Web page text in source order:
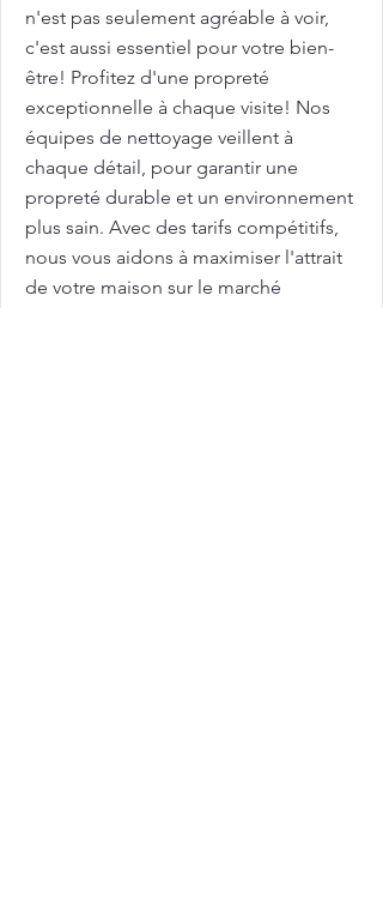
n'est pas seulement agréable à voir,
c'est aussi essentiel pour votre bien-
être! Profitez d'une propreté
exceptionnelle à chaque visite! Nos
équipes de nettoyage veillent à
chaque détail, pour garantir une
propreté durable et un environnement
plus sain. Avec des tarifs compétitifs,
nous vous aidons à maximiser l'attrait
de votre maison sur le marché